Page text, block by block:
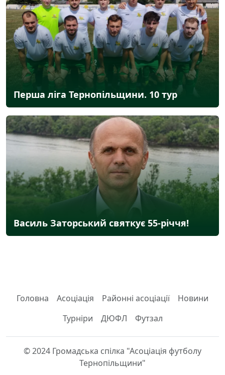
Перша ліга Тернопільщини. 10 тур
Василь Заторський святкує 55-річчя!
Головна Асоціація Районні асоціації
Новини
Турніри
ДЮФЛ Футзал
© 2024 Громадська спілка "Асоціація футболу
Тернопільщини"